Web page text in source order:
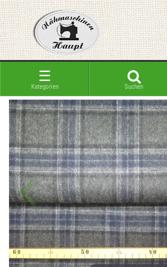
☰
Kategorien Suchen